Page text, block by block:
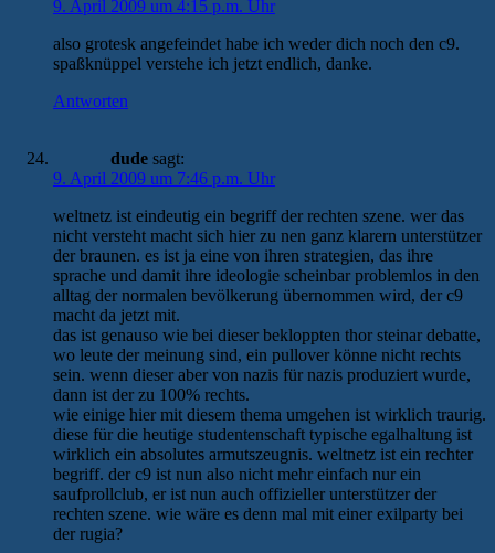
9. April 2009 um 4:15 p.m. Uhr
also grotesk angefeindet habe ich weder dich noch den c9.
spaßknüppel verstehe ich jetzt endlich, danke.
Antworten
dude sagt:
9. April 2009 um 7:46 p.m. Uhr
weltnetz ist eindeutig ein begriff der rechten szene. wer das
nicht versteht macht sich hier zu nen ganz klarern unterstützer
der braunen. es ist ja eine von ihren strategien, das ihre
sprache und damit ihre ideologie scheinbar problemlos in den
alltag der normalen bevölkerung übernommen wird, der c9
macht da jetzt mit.
das ist genauso wie bei dieser bekloppten thor steinar debatte,
wo leute der meinung sind, ein pullover könne nicht rechts
sein. wenn dieser aber von nazis für nazis produziert wurde,
dann ist der zu 100% rechts.
wie einige hier mit diesem thema umgehen ist wirklich traurig.
diese für die heutige studentenschaft typische egalhaltung ist
wirklich ein absolutes armutszeugnis. weltnetz ist ein rechter
begriff. der c9 ist nun also nicht mehr einfach nur ein
saufprollclub, er ist nun auch offizieller unterstützer der
rechten szene. wie wäre es denn mal mit einer exilparty bei
der rugia?